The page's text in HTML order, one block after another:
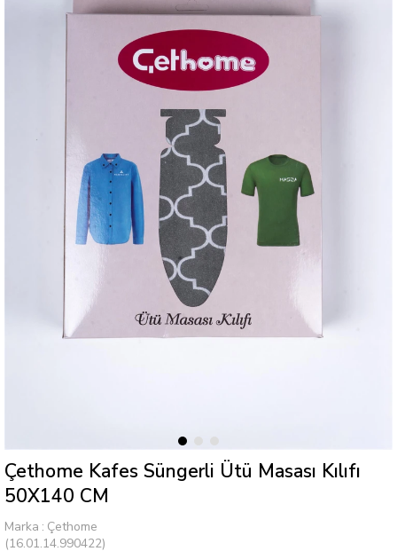
Çethome Kafes Süngerli Ütü Masası Kılıfı
50X140 CM
Marka : Çethome
(16.01.14.990422)